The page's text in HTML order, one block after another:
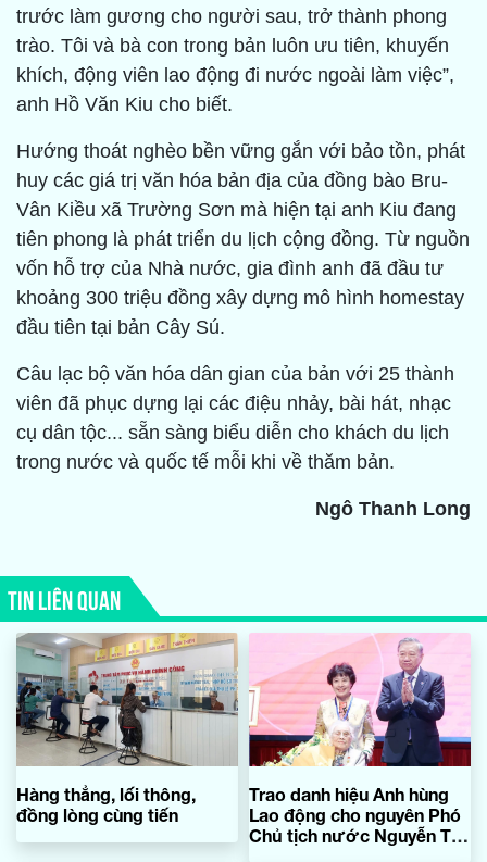
trước làm gương cho người sau, trở thành phong
trào. Tôi và bà con trong bản luôn ưu tiên, khuyến
khích, động viên lao động đi nước ngoài làm việc”,
anh Hồ Văn Kiu cho biết.
Hướng thoát nghèo bền vững gắn với bảo tồn, phát
huy các giá trị văn hóa bản địa của đồng bào Bru-
Vân Kiều xã Trường Sơn mà hiện tại anh Kiu đang
tiên phong là phát triển du lịch cộng đồng. Từ nguồn
vốn hỗ trợ của Nhà nước, gia đình anh đã đầu tư
khoảng 300 triệu đồng xây dựng mô hình homestay
đầu tiên tại bản Cây Sú.
Câu lạc bộ văn hóa dân gian của bản với 25 thành
viên đã phục dựng lại các điệu nhảy, bài hát, nhạc
cụ dân tộc... sẵn sàng biểu diễn cho khách du lịch
trong nước và quốc tế mỗi khi về thăm bản.
Ngô Thanh Long
TIN LIÊN QUAN
Hàng thẳng, lối thông,
đồng lòng cùng tiến
Trao danh hiệu Anh hùng
Lao động cho nguyên Phó
Chủ tịch nước Nguyễn Thị